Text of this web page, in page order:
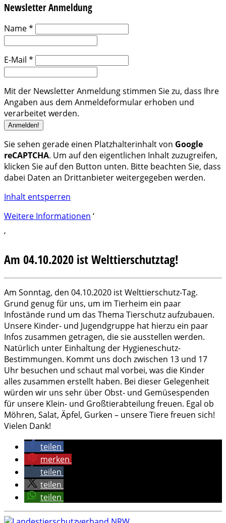
Newsletter Anmeldung
Name*
E-Mail *
Mit der Newsletter Anmeldung stimmen Sie zu, dass Ihre
Angaben aus dem Anmeldeformular erhoben und
verarbeitet werden.
Sie sehen gerade einen Platzhalterinhalt von Google
reCAPTCHA. Um auf den eigentlichen Inhalt zuzugreifen,
klicken Sie auf den Button unten. Bitte beachten Sie, dass
dabei Daten an Drittanbieter weitergegeben werden.
Inhalt entsperren
Weitere Informationen ‘
‘
Am 04.10.2020 ist Welttierschutztag!
Am Sonntag, den 04.10.2020 ist Welttierschutz-Tag.
Grund genug für uns, um im Tierheim ein paar
Infostände rund um das Thema Tierschutz aufzubauen.
Unsere Kinder- und Jugendgruppe hat hierzu ein paar
Infos zusammen getragen, die sie ausstellen werden.
Natürlich unter Einhaltung der Hygieneschutz-
Bestimmungen. Kommt uns doch zwischen 13 und 17
Uhr besuchen und schaut mal vorbei, was die Kinder
alles zusammen erstellt haben. Bei dieser Gelegenheit
würden wir uns sehr über Obst- und Gemüsespenden
für unsere Klein- und Großtierabteilung freuen. Egal ob
Möhren, Salat, Äpfel, Gurken – unsere Tiere freuen sich!
Vielen Dank!
teilen
merken
teilen
teilen
teilen